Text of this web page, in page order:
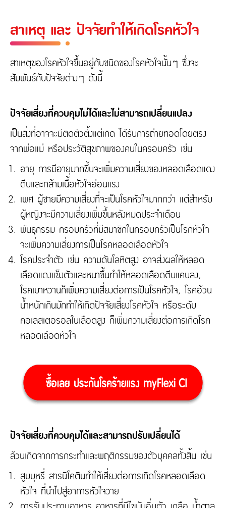
สาเหตุ และ ปัจจัยทำให้เกิดโรคหัวใจ
สาเหตุของโรคหัวใจขึ้นอยู่กับชนิดของโรคหัวใจนั้นๆ ซึ่งจะ
สัมพันธ์กับปัจจัยต่างๆ ดังนี้
ปัจจัยเสี่ยงที่ควบคุมไม่ได้และไม่สามารถเปลี่ยนแปลง
เป็นสิ่งที่อาจจะมีติดตัวตั้งแต่เกิด ได้รับการถ่ายทอดโดยตรง
จากพ่อแม่ หรือประวัติสุขภาพของคนในครอบครัว เช่น
อายุ การมีอายุมากขึ้นจะเพิ่มความเสี่ยงของหลอดเลือดแดง
ตีบและกล้ามเนื้อหัวใจอ่อนแรง
เพศ ผู้ชายมีความเสี่ยงที่จะเป็นโรคหัวใจมากกว่า แต่สำหรับ
ผู้หญิงจะมีความเสี่ยงเพิ่มขึ้นหลังหมดประจำเดือน
พันธุกรรม ครอบครัวที่มีสมาชิกในครอบครัวเป็นโรคหัวใจ
จะเพิ่มความเสี่ยงการเป็นโรคหลอดเลือดหัวใจ
โรคประจำตัว เช่น ความดันโลหิตสูง อาจส่งผลให้หลอด
เลือดแดงแข็งตัวและหนาขึ้นทำให้หลอดเลือดตีบแคบลง,
โรคเบาหวานก็เพิ่มความเสี่ยงต่อการเป็นโรคหัวใจ, โรคอ้วน
น้ำหนักเกินมักทำให้เกิดปัจจัยเสี่ยงโรคหัวใจ หรือระดับ
คอเลสเตอรอลในเลือดสูง ก็เพิ่มความเสี่ยงต่อการเกิดโรค
หลอดเลือดหัวใจ
ปัจจัยเสี่ยงที่ควบคุมได้และสามารถปรับเปลี่ยนได้
ล้วนเกิดจากการกระทำและพฤติกรรมของตัวบุคคลทั้งสิ้น เช่น
สูบบุหรี่ สารนิโคตินทำให้เสี่ยงต่อการเกิดโรคหลอดเลือด
หัวใจ ที่นำไปสู่อาการหัวใจวาย